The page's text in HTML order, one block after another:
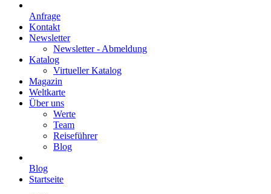
Anfrage
Kontakt
Newsletter
Newsletter - Abmeldung
Katalog
Virtueller Katalog
Magazin
Weltkarte
Über uns
Werte
Team
Reiseführer
Blog
Blog
Startseite